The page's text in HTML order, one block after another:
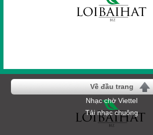
Về đầu trang
Nhạc chờ Viettel
Tải nhạc chuông